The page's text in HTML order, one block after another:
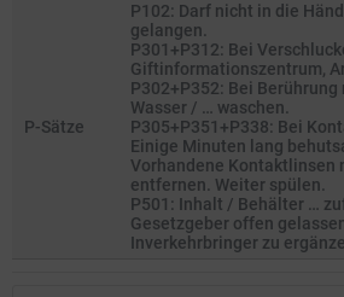
P-Sätze
P102: Darf nicht in die
gelangen.
P301+P312: Bei
Giftinformationszentrum,
P302+P352: Bei
Wasser / … waschen.
P305+P351+P338: Bei
Einige Minuten lang
Vorhandene Kontaktlinsen
entfernen. Weiter spülen.
P501: Inhalt / Behälter …
Gesetzgeber offen
Inverkehrbringer zu